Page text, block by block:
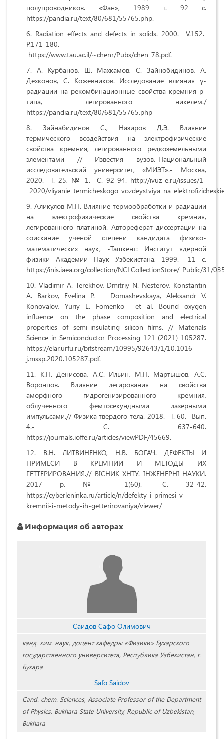
полупроводников. «Фан», 1989 г. 92 с.
https://pandia.ru/text/80/681/55765.php.
Radiation effects and defects in solids. 2000. V.152.
Р.171-180.
https://www.tau.ac.il/~chenr/Pubs/chen_78.pdf.
А. Курбанов, Ш. Махкамов, С. Зайнобидинов, А.
Дехконов, C. Кожевников. Исследование влияния γ-
радиации на рекомбинационные свойства кремния p-
типа, легированного никелем./
https://pandia.ru/text/80/681/55765.php
Зайнабидинов С., Назиров Д.Э. Влияние
термического воздействия на электрофизические
свойства кремния, легированного редкоземельными
элементами // Известия вузов.-Национальный
исследовательский университет, «МИЭТ».- Москва,
2020.- Т. 25, № 1.- С. 92-94. http://ivuz-e.ru/issues/1-
_2020/
Аликулов М.Н. Влияние термообработки и радиации
на электрофизические свойства кремния,
легированного платиной. Автореферат диссертации на
соискание ученой степени кандидата физико-
математических наук, -Ташкент: Институт ядерной
физики Академии Наук Узбекистана, 1999.- 11 с.
https://inis.iaea.org/collection/NCLCollectionStore/_Public/31/
Vladimir A. Terekhov, Dmitriy N. Nesterov, Konstantin
A. Barkov, Evelina P. Domashevskaya, Aleksandr V.
Konovalov, Yuriy L. Fomenko et al. Bound oxygen
influence on the phase composition and electrical
properties of semi-insulating silicon films. // Materials
Science in Semiconductor Processing 121 (2021) 105287.
https://elar.urfu.ru/bitstream/10995/92643/1/10.1016-
j.mssp.2020.105287.pdf.
К.Н. Денисова, А.С. Ильин, М.Н. Мартышов, А.С.
Воронцов. Влияние легирования на свойства
аморфного гидрогенизированного кремния,
облученного фемтосекундными лазерными
импульсами.// Физика твердого тела. 2018.- Т. 60.- Вып.
4.- С. 637-640.
https://journals.ioffe.ru/articles/viewPDF/45669.
В.Н. ЛИТВИНЕНКО, Н.В. БОГАЧ. ДЕФЕКТЫ И
ПРИМЕСИ В КРЕМНИИ И МЕТОДЫ ИХ
ГЕТТЕРИРОВАНИЯ.// ВIСНИК ХНТУ. IНЖЕНЕРНI НАУКИ.
2017 р. № 1(60).- C. 32-42.
https://cyberleninka.ru/article/n/defekty-i-primesi-v-
kremnii-i-metody-ih-getterirovaniya/viewer/
Информация об авторах
Саидов Сафо Олимович
канд. хим. наук, доцент кафедры «Физики» Бухарского
государственного университета, Республика Узбекистан, г.
Бухара
Safo Saidov
Cand. chem. Sciences, Associate Professor of the Department
of Physics, Bukhara State University, Republic of Uzbekistan,
Bukhara